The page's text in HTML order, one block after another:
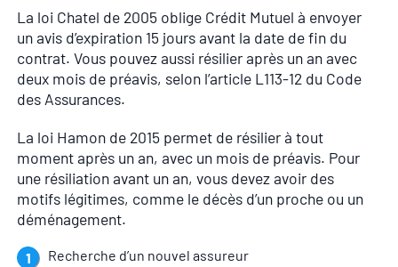
La loi Chatel de 2005 oblige Crédit Mutuel à envoyer
un avis d’expiration 15 jours avant la date de fin du
contrat. Vous pouvez aussi résilier après un an avec
deux mois de préavis, selon l’article L113-12 du Code
des Assurances.
La loi Hamon de 2015 permet de résilier à tout
moment après un an, avec un mois de préavis. Pour
une résiliation avant un an, vous devez avoir des
motifs légitimes, comme le décès d’un proche ou un
déménagement.
Recherche d’un nouvel assureur